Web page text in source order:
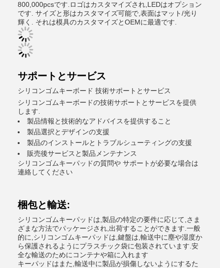
800,000pcsです.ロゴはカスタマイズされ,LEDはオプション
です. サイズと形はカスタマイズ可能で,表面はマット/光り
輝く. それは模具のカスタマイズとOEMに最適です.
サポートとサービス
シリコンゴムキーボード 技術サポートとサービス
シリコンゴムキーボードの技術サポートとサービスを提供
します.
製品情報と技術的なアドバイスを提供すること
製品選択とデザインの支援
製品のインストールとトラブルシューティングの支援
販売後サービスと製品メンテナンス
シリコンゴムキーパッドの質問や サポートが必要な場合は
連絡してください
梱包と輸送:
シリコンゴムキーパッドは,製品の特定の要件に応じて,さま
ざまな方法でパッケージされ,出荷することができます.一般
的に,シリコンゴムキーパッドは,鍵盤は,輸送中に塵や湿度か
ら保護されるようにプラスチック袋に包装されています.安
全な輸送のためにコンテナや箱に入れます
キーパッドはまた,輸送中に製品が損傷しないようにするた